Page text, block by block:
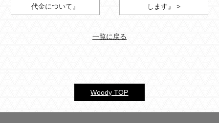
代金について』
します』 >
一覧に戻る
Woody TOP